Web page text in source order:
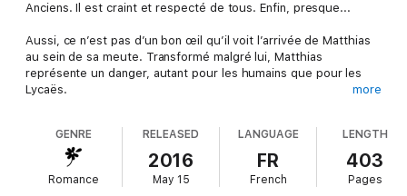
Anciens. Il est craint et respecté de tous. Enfin, presque...
Aussi, ce n’est pas d’un bon œil qu’il voit l’arrivée de Matthias
au sein de sa meute. Transformé malgré lui, Matthias
représente un danger, autant pour les humains que pour les
Lycaës.
ne peut rien faire contre lui pour le moment.
Le jour où Matthias deviendra un homme, sera le jour de sa
mort.
more
GENRE
Romance
RELEASED
2016
May 15
LANGUAGE
FR
French
LENGTH
403
Pages